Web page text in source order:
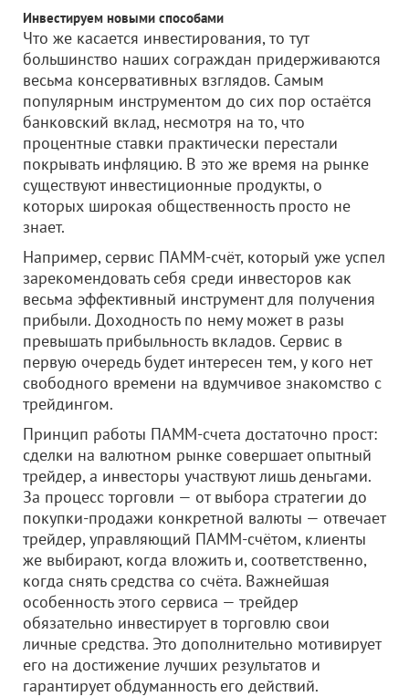
Инвестируем новыми способами
Что же касается инвестирования, то тут
большинство наших сограждан придерживаются
весьма консервативных взглядов. Самым
популярным инструментом до сих пор остаётся
банковский вклад, несмотря на то, что
процентные ставки практически перестали
покрывать инфляцию. В это же время на рынке
существуют инвестиционные продукты, о
которых широкая общественность просто не
знает.
Например, сервис ПАММ-счёт, который уже успел
зарекомендовать себя среди инвесторов как
весьма эффективный инструмент для получения
прибыли. Доходность по нему может в разы
превышать прибыльность вкладов. Сервис в
первую очередь будет интересен тем, у кого нет
свободного времени на вдумчивое знакомство с
трейдингом.
Принцип работы ПАММ-счета достаточно прост:
сделки на валютном рынке совершает опытный
трейдер, а инвесторы участвуют лишь деньгами.
За процесс торговли — от выбора стратегии до
покупки-продажи конкретной валюты — отвечает
трейдер, управляющий ПАММ-счётом, клиенты
же выбирают, когда вложить и, соответственно,
когда снять средства со счёта. Важнейшая
особенность этого сервиса — трейдер
обязательно инвестирует в торговлю свои
личные средства. Это дополнительно мотивирует
его на достижение лучших результатов и
гарантирует обдуманность его действий.